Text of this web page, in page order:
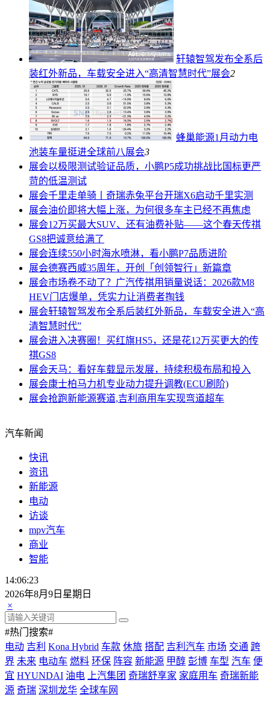
轩辕智驾发布全系后
装红外新品，车载安全进入“高清智慧时代”展会2
蜂巢能源1月动力电
池装车量挺进全球前八展会3
展会以极限测试验证品质，小鹏P5成功挑战比国标更严
苛的低温测试
展会千里走单骑丨奇瑞赤兔平台开瑞X6启动千里实测
展会油价即将大幅上涨，为何很多车主已经不再焦虑
展会12万买最大SUV、还有油费补贴——这个春天传祺
GS8把诚意给满了
展会连续550小时海水喷淋，看小鹏P7品质进阶
展会德赛西威35周年，开创「创领智行」新篇章
展会市场卷不动了？广汽传祺用销量说话：2026款M8
HEV门店爆单，凭实力让消费者掏钱
展会轩辕智驾发布全系后装红外新品，车载安全进入“高
清智慧时代”
展会进入决赛圈！买红旗HS5，还是花12万买更大的传
祺GS8
展会天马：看好车载显示发展，持续积极布局和投入
展会康士柏马力机专业动力提升调教(ECU刷阶)
展会抢跑新能源赛道,吉利商用车实现弯道超车
汽车新闻
快讯
资讯
新能源
电动
访谈
mpv汽车
商业
智能
14:06:23
2026年8月9日星期日
×
#热门搜索#
电动 吉利 Kona Hybrid 车款 休旅 搭配 吉利汽车 市场 交通 跨
界 未来 电动车 燃料 环保 阵容 新能源 甲醇 彭博 车型 汽车 便
宜 HYUNDAI 油电 上汽集团 奇瑞舒享家 家庭用车 奇瑞新能
源 奇瑞 深圳龙华 全球车网